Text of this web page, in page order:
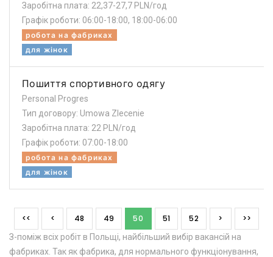
Заробітна плата: 22,37-27,7 PLN/год
Графік роботи: 06:00-18:00, 18:00-06:00
робота на фабриках
для жінок
Пошиття спортивного одягу
Personal Progres
Тип договору: Umowa Zlecenie
Заробітна плата: 22 PLN/год
Графік роботи: 07:00-18:00
робота на фабриках
для жінок
<< < 48 49 50 51 52 > >>
З-поміж всіх робіт в Польщі, найбільший вибір вакансій на
фабриках. Так як фабрика, для нормального функціонування,